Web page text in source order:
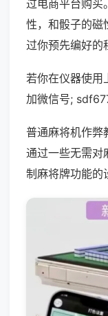
过电商平台购买
性，和骰子的磁
过你预先编好的
若你在仪器使用
加微信号;
普通麻将机作弊
通过一些无需对
制麻将牌功能的